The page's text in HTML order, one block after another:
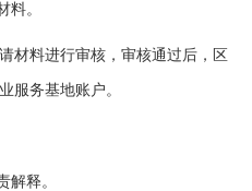
。
料进行审核，审核通过后，区
服务基地账户。
释。